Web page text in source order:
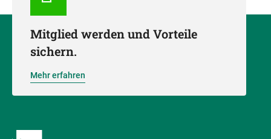
Mitglied werden und Vorteile
sichern.
Mehr erfahren